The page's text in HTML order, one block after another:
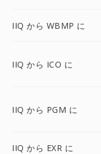
IIQ から WBMP に
IIQ から ICO に
IIQ から PGM に
IIQ から EXR に